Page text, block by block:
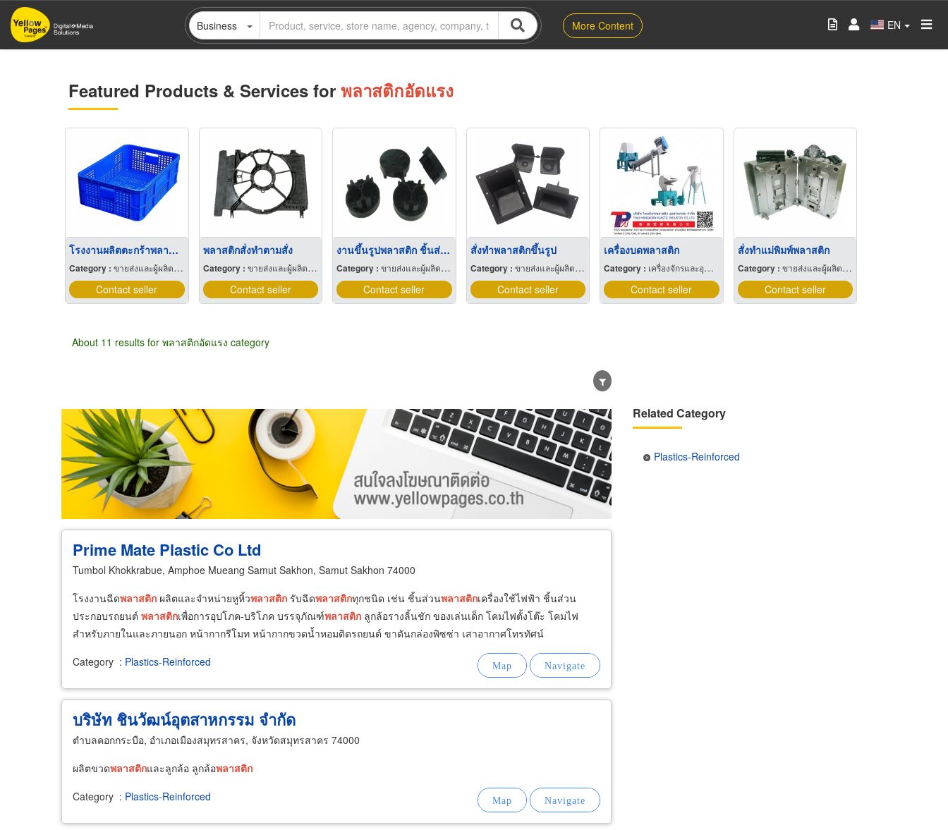
Skip
main
Business More Content EN
Featured Products & Services for พลาสติกอัดแรง
โรงงานผลิตตะกร้าพลาสติก
Category : ขายส่งและผู้ผลิตพลาสติกสำเร็จรูป
Contact seller
พลาสติกสั่งทำตามสั่ง
Category : ขายส่งและผู้ผลิตพลาสติกสำเร็จรูป
Contact seller
งานขึ้นรูปพลาสติก ชิ้นส่วนอะไหล่รถยนต์
Category : ขายส่งและผู้ผลิตพลาสติกสำเร็จรูป
Contact seller
สั่งทำพลาสติกขึ้นรูป
Category : ขายส่งและผู้ผลิตพลาสติกสำเร็จรูป
Contact seller
เครื่องบดพลาสติก
Category : เครื่องจักรและอุปกรณ์ผลิตพลาสติก
Contact seller
สั่งทำแม่พิมพ์พลาสติก
Category : ขายส่งและผู้ผลิตพลาสติกสำเร็จรูป
Contact seller
About 11 results for พลาสติกอัดแรง category
Wholesale Retail Manufacturer Dealer Exporter/Importer Service Business
Prime Mate Plastic Co Ltd
Tumbol Khokkrabue, Amphoe Mueang Samut Sakhon, Samut Sakhon 74000
โรงงานฉีดพลาสติก ผลิตและจำหน่ายหูหิ้วพลาสติก รับฉีดพลาสติกทุกชนิด เช่น ชิ้นส่วนพลาสติกเครื่องใช้ไฟฟ้า ชิ้นส่วน
ประกอบรถยนต์ พลาสติกเพื่อการอุปโภค-บริโภค บรรจุภัณฑ์พลาสติก ลูกล้อรางลิ้นชัก ของเล่นเด็ก โคมไฟตั้งโต๊ะ โคมไฟ
สำหรับภายในและภายนอก หน้ากากรีโมท หน้ากากขวดน้ำหอมติดรถยนต์ ขาดันกล่องพิซซ่า เสาอากาศโทรทัศน์
Category : Plastics-Reinforced
บริษัท ชินวัฒน์อุตสาหกรรม จำกัด
ตำบลคอกกระบือ, อำเภอเมืองสมุทรสาคร, จังหวัดสมุทรสาคร 74000
ผลิตขวดพลาสติกและลูกล้อ ลูกล้อพลาสติก
Category : Plastics-Reinforced
Related Category
Plastics-Reinforced